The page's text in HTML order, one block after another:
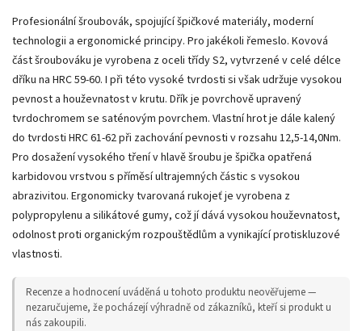
Profesionální šroubovák, spojující špičkové materiály, moderní
technologii a ergonomické principy. Pro jakékoli řemeslo. Kovová
část šroubováku je vyrobena z oceli třídy S2, vytvrzené v celé délce
dříku na HRC 59-60. I při této vysoké tvrdosti si však udržuje vysokou
pevnost a houževnatost v krutu. Dřík je povrchově upravený
tvrdochromem se saténovým povrchem. Vlastní hrot je dále kalený
do tvrdosti HRC 61-62 při zachování pevnosti v rozsahu 12,5-14,0Nm.
Pro dosažení vysokého tření v hlavě šroubu je špička opatřená
karbidovou vrstvou s příměsí ultrajemných částic s vysokou
abrazivitou. Ergonomicky tvarovaná rukojeť je vyrobena z
polypropylenu a silikátové gumy, což jí dává vysokou houževnatost,
odolnost proti organickým rozpouštědlům a vynikající protiskluzové
vlastnosti.
Recenze a hodnocení uváděná u tohoto produktu neověřujeme —
nezaručujeme, že pocházejí výhradně od zákazníků, kteří si produkt u
nás zakoupili.